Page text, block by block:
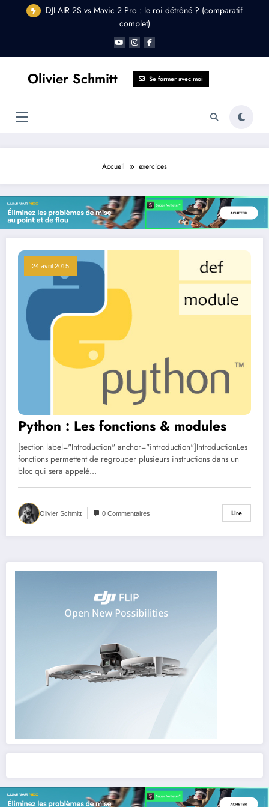
DJI AIR 2S vs Mavic 2 Pro : le roi détrôné ? (comparatif
complet)
Olivier Schmitt Se former avec moi
Accueil exercices
24 avril 2015
Python : Les fonctions & modules
[section label="Introduction" anchor="introduction"]IntroductionLes
fonctions permettent de regrouper plusieurs instructions dans un
bloc qui sera appelé…
Olivier Schmitt 0 Commentaires Lire